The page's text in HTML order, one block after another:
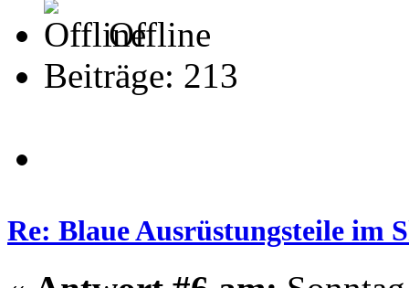
Offline
Beiträge: 213
Re: Blaue Ausrüstungsteile im